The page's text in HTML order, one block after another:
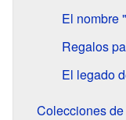
El nombre
Regalos
El legado
Colecciones